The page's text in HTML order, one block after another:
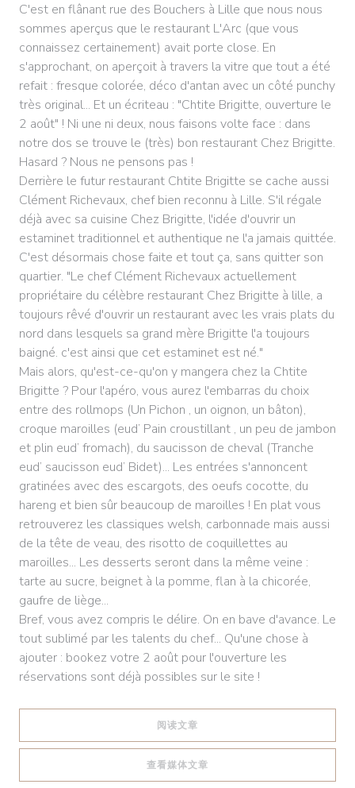
C'est en flânant rue des Bouchers à Lille que nous nous
sommes aperçus que le restaurant L'Arc (que vous
connaissez certainement) avait porte close. En
s'approchant, on aperçoit à travers la vitre que tout a été
refait : fresque colorée, déco d'antan avec un côté punchy
très original... Et un écriteau : "Chtite Brigitte, ouverture le
2 août" ! Ni une ni deux, nous faisons volte face : dans
notre dos se trouve le (très) bon restaurant Chez Brigitte.
Hasard ? Nous ne pensons pas !
Derrière le futur restaurant Chtite Brigitte se cache aussi
Clément Richevaux, chef bien reconnu à Lille. S'il régale
déjà avec sa cuisine Chez Brigitte, l'idée d'ouvrir un
estaminet traditionnel et authentique ne l'a jamais quittée.
C'est désormais chose faite et tout ça, sans quitter son
quartier. "Le chef Clément Richevaux actuellement
propriétaire du célèbre restaurant Chez Brigitte à lille, a
toujours rêvé d'ouvrir un restaurant avec les vrais plats du
nord dans lesquels sa grand mère Brigitte l'a toujours
baigné. c'est ainsi que cet estaminet est né."
Mais alors, qu'est-ce-qu'on y mangera chez la Chtite
Brigitte ? Pour l'apéro, vous aurez l'embarras du choix
entre des rollmops (Un Pichon , un oignon, un bâton),
croque maroilles (eud’ Pain croustillant , un peu de jambon
et plin eud’ fromach), du saucisson de cheval (Tranche
eud’ saucisson eud’ Bidet)... Les entrées s'annoncent
gratinées avec des escargots, des oeufs cocotte, du
hareng et bien sûr beaucoup de maroilles ! En plat vous
retrouverez les classiques welsh, carbonnade mais aussi
de la tête de veau, des risotto de coquillettes au
maroilles... Les desserts seront dans la même veine :
tarte au sucre, beignet à la pomme, flan à la chicorée,
gaufre de liège...
Bref, vous avez compris le délire. On en bave d'avance. Le
tout sublimé par les talents du chef... Qu'une chose à
ajouter : bookez votre 2 août pour l'ouverture les
réservations sont déjà possibles sur le site !
阅读文章((在新窗口中打开))
查看媒体文章((在新窗口中打开))